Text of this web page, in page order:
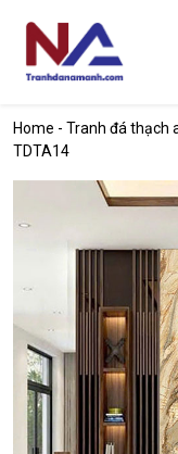
Home - Tranh đá thạch
TDTA14